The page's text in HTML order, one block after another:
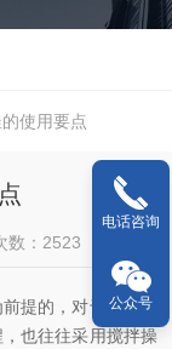
使用要点
数：2523
提的，对于加热、
也往往采用搅拌操
电话咨询
公众号